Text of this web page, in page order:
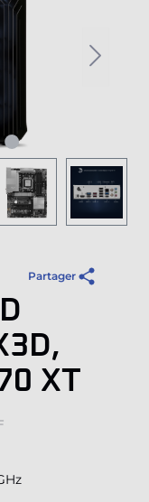
Partager
XT